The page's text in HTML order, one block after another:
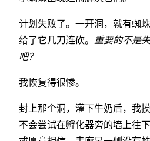
计划失败了。一开洞，就有蜘
给了它几刀连砍。
重要的不是
吧？
我恢复得很惨。
封上那个洞，灌下牛奶后，我
不会尝试在孵化器旁的墙上往